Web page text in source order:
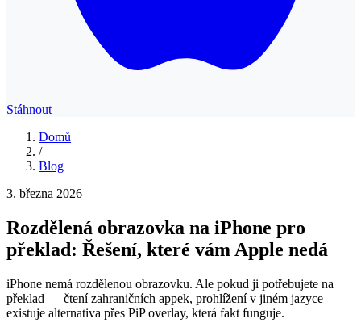
Stáhnout
Domů
/
Blog
3. března 2026
Rozdělená obrazovka na iPhone pro
překlad: Řešení, které vám Apple nedá
iPhone nemá rozdělenou obrazovku. Ale pokud ji potřebujete na
překlad — čtení zahraničních appek, prohlížení v jiném jazyce —
existuje alternativa přes PiP overlay, která fakt funguje.